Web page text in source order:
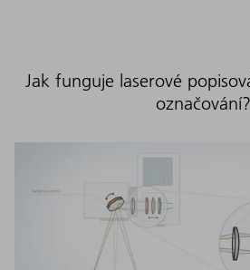
Jak funguje laserové
označování?